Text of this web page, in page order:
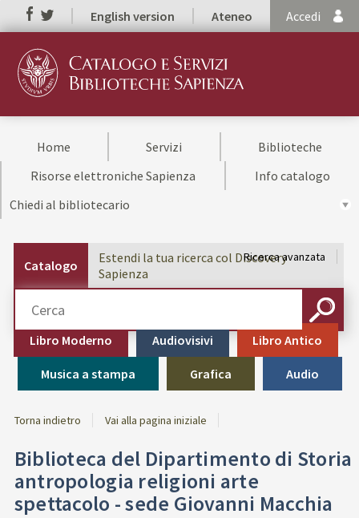
English version Ateneo Accedi
Home Servizi
Biblioteche
Risorse elettroniche Sapienza
Info catalogo
Chiedi al bibliotecario
Catalogo
Estendi la tua ricerca col Discovery
Sapienza
Libro Moderno Audiovisivi Libro Antico
Musica a stampa Grafica Audio
Ricerca avanzata
CERCA
Torna indietro Vai alla pagina iniziale
Biblioteca del Dipartimento di Storia
antropologia religioni arte
spettacolo - sede Giovanni Macchia